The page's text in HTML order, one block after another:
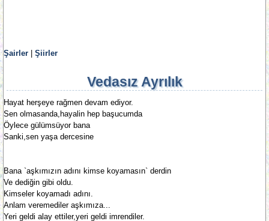
Şairler Şiirler
Vedasız Ayrılık
Hayat herşeye rağmen devam ediyor.
Sen olmasanda,hayalin hep başucumda
Öylece gülümsüyor bana
Sanki,sen yaşa dercesine
Bana `aşkımızın adını kimse koyamasın` derdin
Ve dediğin gibi oldu.
Kimseler koyamadı adını.
Anlam veremediler aşkımıza...
Yeri geldi alay ettiler,yeri geldi imrendiler.